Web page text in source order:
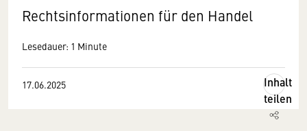
Rechtsinformationen für den Handel
Lesedauer: 1 Minute
17.06.2025
Inhalt
teilen